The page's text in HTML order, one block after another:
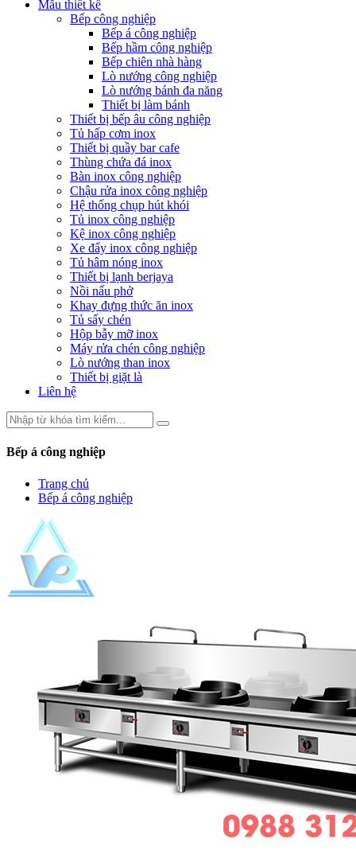
Mẫu thiết kế
Bếp công nghiệp
Bếp á công nghiệp
Bếp hầm công nghiệp
Bếp chiên nhà hàng
Lò nướng công nghiệp
Lò nướng bánh đa năng
Thiết bị làm bánh
Thiết bị bếp âu công nghiệp
Tủ hấp cơm inox
Thiết bị quầy bar cafe
Thùng chứa đá inox
Bàn inox công nghiệp
Chậu rửa inox công nghiệp
Hệ thống chụp hút khói
Tủ inox công nghiệp
Kệ inox công nghiệp
Xe đẩy inox công nghiệp
Tủ hâm nóng inox
Thiết bị lạnh berjaya
Nồi nấu phở
Khay đựng thức ăn inox
Tủ sấy chén
Hộp bẫy mỡ inox
Máy rửa chén công nghiệp
Lò nướng than inox
Thiết bị giặt là
Liên hệ
Bếp á công nghiệp
Trang chủ
Bếp á công nghiệp